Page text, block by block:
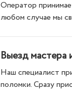
Оператор
любом случае мы
Выезд мастера
Наш специалист
поломки. Сразу